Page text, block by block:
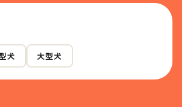
犬 大型犬